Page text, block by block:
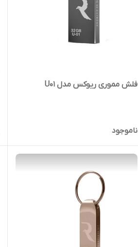
فلش مموری ریوکس مدل U01
ناموجود